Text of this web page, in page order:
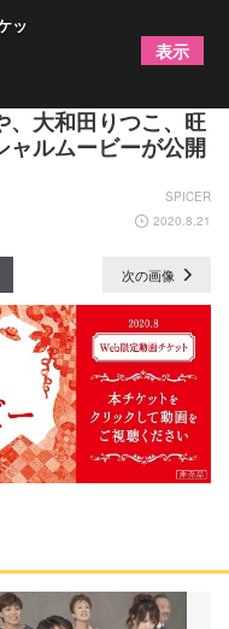
カル「赤毛のア
、大和田りつこ、旺
ャルムービーが公開
SPICER
2020.8.21
次の画像
ッ
表示